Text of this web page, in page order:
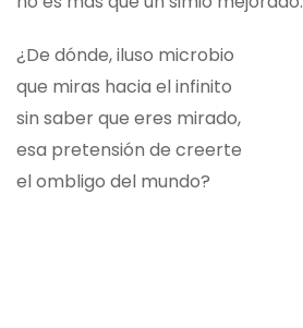
¿De dónde, iluso microbio
que miras hacia el infinito
sin saber que eres mirado,
esa pretensión de creerte
el ombligo del mundo?